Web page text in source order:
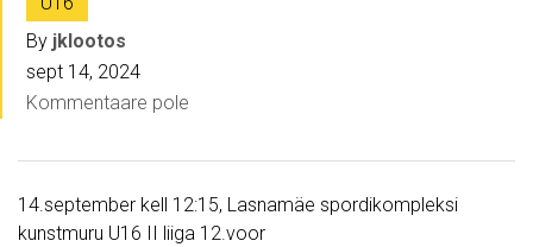
By jklootos
sept 14, 2024
Kommentaare pole
14.september kell 12:15, Lasnamäe spordikompleksi
kunstmuru U16 II liiga 12.voor